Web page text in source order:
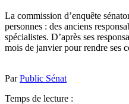
La commission d’enquête
personnes : des anciens
spécialistes. D’après ses
mois de janvier pour rendre ses
ParPublic Sénat
Temps de lecture :